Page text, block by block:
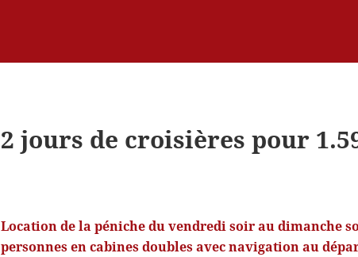
2 jours de croisières pour
Location de la péniche du vendredi soir au dimanche
personnes en cabines doubles avec navigation au